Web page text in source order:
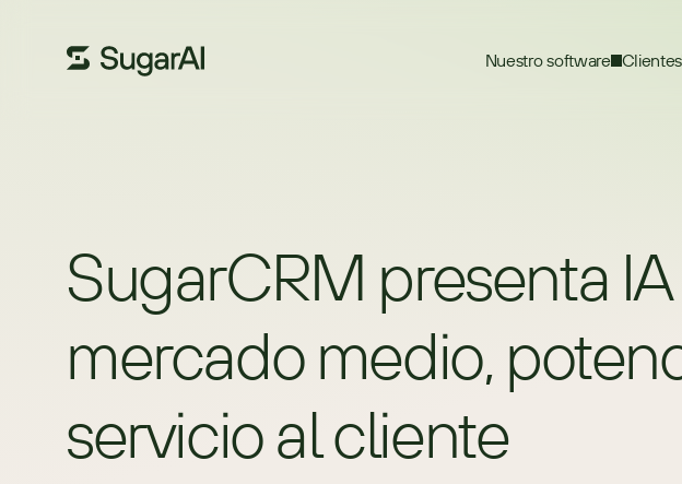
Nuestro software Clientes
SugarCRM presenta
mercado medio,
servicio al cliente